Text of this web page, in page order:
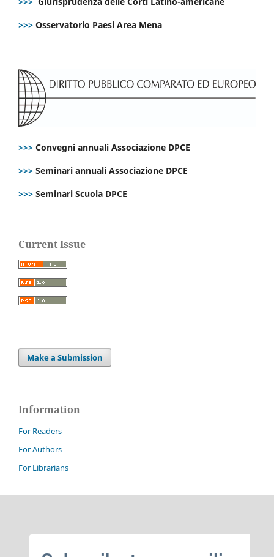
>>> Osservatorio Paesi Area Mena
>>> Convegni annuali Associazione DPCE
>>> Seminari annuali Associazione DPCE
>>> Seminari Scuola DPCE
Current Issue
Make a Submission
Information
For Readers
For Authors
For Librarians